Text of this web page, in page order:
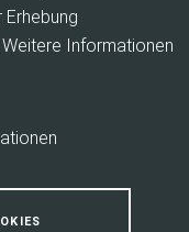
Informationen
kostenfreien
Informationen